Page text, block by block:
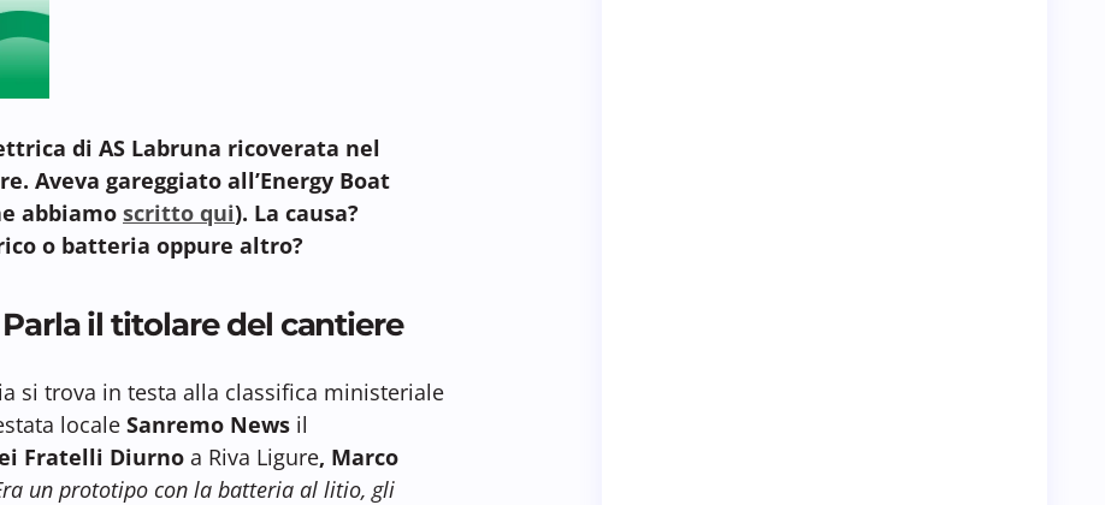
di AS Labruna ricoverata nel
Aveva gareggiato all’Energy Boat
abbiamo scritto qui). La causa?
o batteria oppure altro?
il titolare del cantiere
si trova in testa alla classifica ministeriale
locale Sanremo News il
Fratelli Diurno a Riva Ligure, Marco
un prototipo con la batteria al litio, gli